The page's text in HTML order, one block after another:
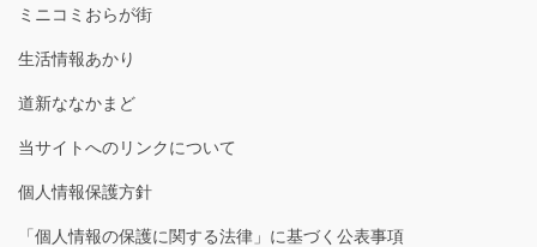
ミニコミおらが街
生活情報あかり
道新ななかまど
当サイトへのリンクについて
個人情報保護方針
「個人情報の保護に関する法律」に基づく公表事項